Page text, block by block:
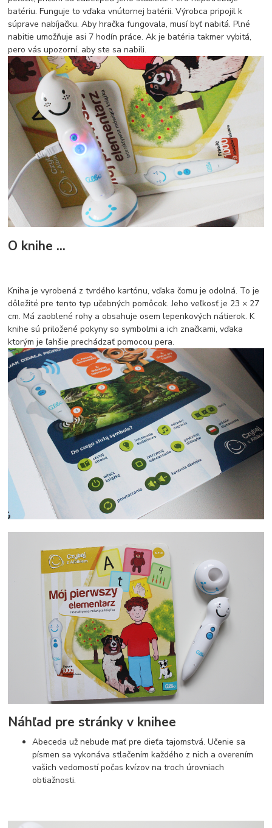
batériu. Funguje to vďaka vnútornej batérii. Výrobca pripojil k
súprave nabíjačku. Aby hračka fungovala, musí byť nabitá. Plné
nabitie umožňuje asi 7 hodín práce. Ak je batéria takmer vybitá,
pero vás upozorní, aby ste sa nabili.
O knihe ...
Kniha je vyrobená z tvrdého kartónu, vďaka čomu je odolná. To je
dôležité pre tento typ učebných pomôcok. Jeho veľkosť je 23 × 27
cm. Má zaoblené rohy a obsahuje osem lepenkových nátierok. K
knihe sú priložené pokyny so symbolmi a ich značkami, vďaka
ktorým je ľahšie prechádzať pomocou pera.
Náhľad pre stránky v knihee
Abeceda už nebude mať pre dieťa tajomstvá. Učenie sa
písmen sa vykonáva stlačením každého z nich a overením
vašich vedomostí počas kvízov na troch úrovniach
obtiažnosti.